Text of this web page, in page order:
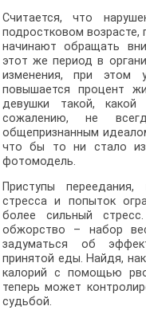
Считается, что
подростковом
начинают обращать
этот же период в
изменения, при этом
повышается процент
девушки такой,
сожалению, не
общепризнанным
что бы то ни стало
фотомодель.
Приступы
стресса и попыток
более сильный
обжорство – набор
задуматься об
принятой еды. Найдя,
калорий с помощью
теперь может
судьбой.